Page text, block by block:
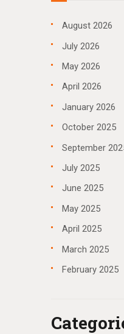
August 2026
July 2026
May 2026
April 2026
January 2026
October 2025
September
July 2025
June 2025
May 2025
April 2025
March 2025
February 2025